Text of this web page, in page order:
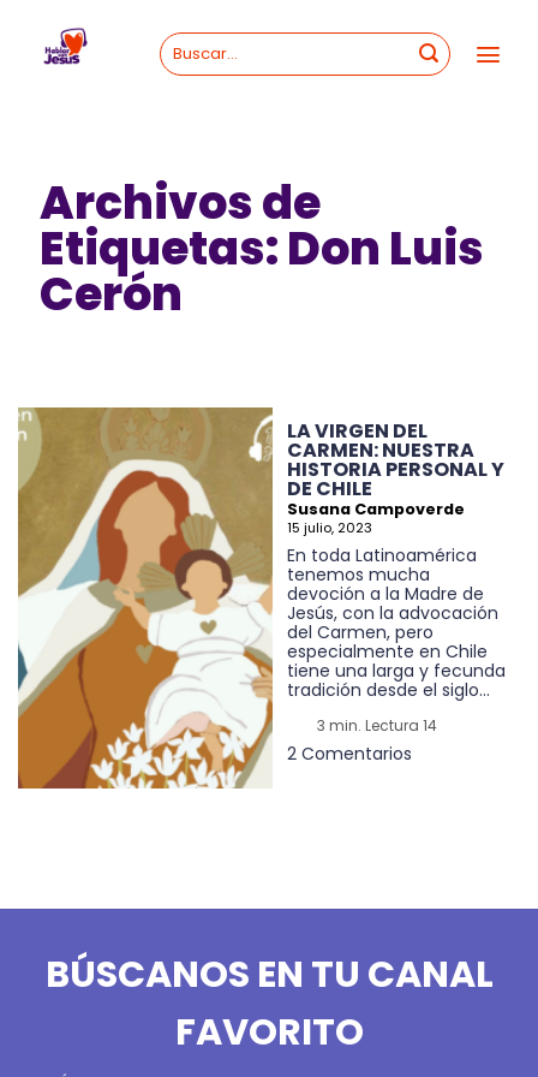
content
Archivos de
Etiquetas:Don Luis
Cerón
LA VIRGEN DEL
CARMEN: NUESTRA
HISTORIA PERSONAL Y
DE CHILE
Susana Campoverde
15 julio, 2023
En toda Latinoamérica
tenemos mucha
devoción a la Madre de
Jesús, con la advocación
del Carmen, pero
especialmente en Chile
tiene una larga y fecunda
tradición desde el siglo...
3 min. Lectura 14
2 Comentarios
BÚSCANOS EN TU CANAL
FAVORITO